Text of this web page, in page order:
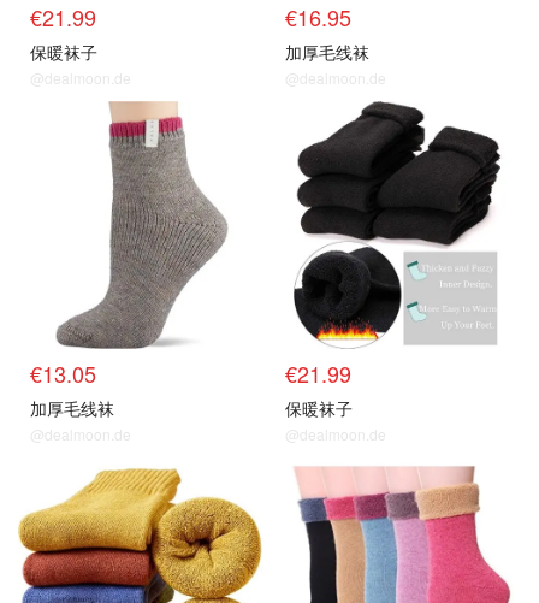
€21.99
保暖袜子
@dealmoon.de
€16.95
加厚毛线袜
@dealmoon.de
€13.05
加厚毛线袜
@dealmoon.de
€21.99
保暖袜子
@dealmoon.de